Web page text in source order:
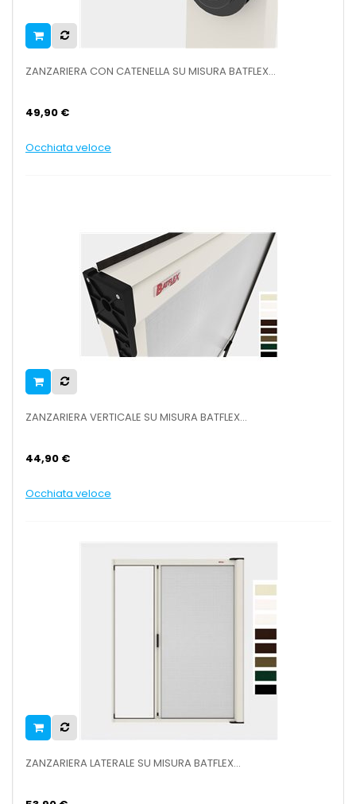
ZANZARIERA CON CATENELLA SU MISURA BATFLEX...
49,90 €
Occhiata veloce
ZANZARIERA VERTICALE SU MISURA BATFLEX...
44,90 €
Occhiata veloce
ZANZARIERA LATERALE SU MISURA BATFLEX...